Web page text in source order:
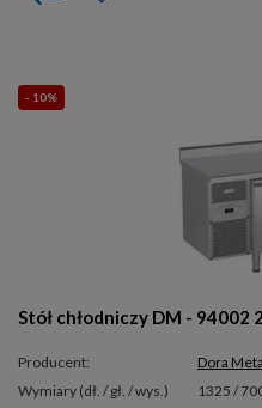
- 10%
Stół chłodniczy DM - 94002
Producent:
Dora
wymiary (dł. / gł. / wys.)
1325 /